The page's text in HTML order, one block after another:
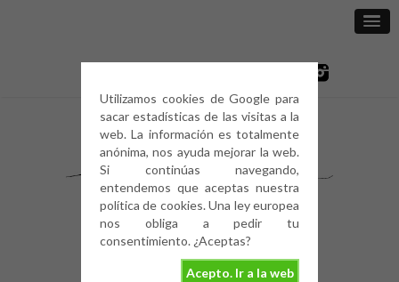
Utilizamos cookies de Google para
sacar estadísticas de las visitas a la
web. La información es totalmente
anónima, nos ayuda mejorar la web.
Si continúas navegando,
entendemos que aceptas nuestra
política de cookies. Una ley europea
nos obliga a pedir tu
consentimiento. ¿Aceptas?
Acepto. Ir a la web